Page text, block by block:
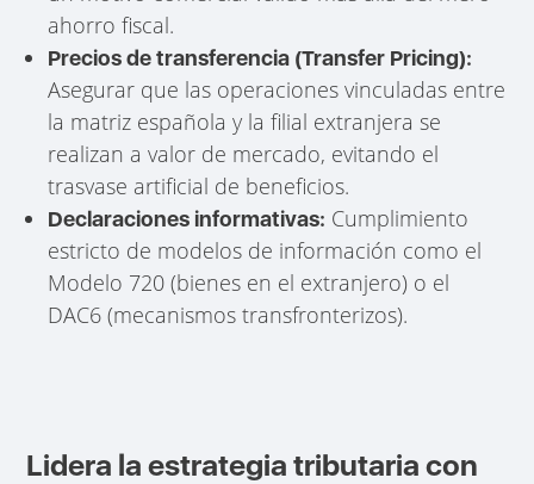
ahorro fiscal.
Precios de transferencia (Transfer Pricing):
Asegurar que las operaciones vinculadas entre
la matriz española y la filial extranjera se
realizan a valor de mercado, evitando el
trasvase artificial de beneficios.
Declaraciones informativas: Cumplimiento
estricto de modelos de información como el
Modelo 720 (bienes en el extranjero) o el
DAC6 (mecanismos transfronterizos).
Lidera la estrategia tributaria con